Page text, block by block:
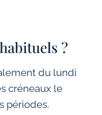
?
du lundi
créneaux le
périodes.